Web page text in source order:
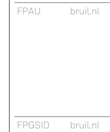
FPAU bruil.nl
FPGSID bruil.nl